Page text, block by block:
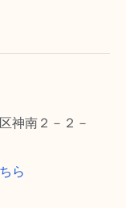
神南２－２－
ら